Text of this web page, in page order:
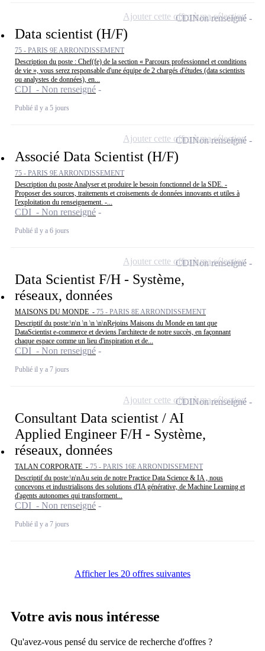
Data scientist (H/F)
75 - PARIS 9E ARRONDISSEMENT
Description du poste : Chef(fe) de la section « Parcours professionnel et conditions
de vie », vous serez responsable d'une équipe de 2 chargés d'études (data scientists
ou analystes de données), en...
CDI - Non renseigné
Publié il y a 5 jours
CDINon renseigné
Ajouter cette offre à ma sélection
Associé Data Scientist (H/F)
75 - PARIS 9E ARRONDISSEMENT
Description du poste Analyser et produire le besoin fonctionnel de la SDE. -
Proposer des sources, traitements et croisements de données innovants et utiles à
l'exploitation du renseignement. -...
CDI - Non renseigné
Publié il y a 6 jours
CDINon renseigné
Ajouter cette offre à ma sélection
Data Scientist F/H - Système,
réseaux, données
MAISONS DU MONDE - 75 - PARIS 8E ARRONDISSEMENT
Descriptif du poste:\n\n \n \n \n\nRejoins Maisons du Monde en tant que
DataScientist e-commerce et deviens l'architecte de notre succès, en façonnant
chaque espace comme un lieu d'inspiration et de...
CDI - Non renseigné
Publié il y a 7 jours
CDINon renseigné
Ajouter cette offre à ma sélection
Consultant Data scientist / AI
Applied Engineer F/H - Système,
réseaux, données
TALAN CORPORATE - 75 - PARIS 16E ARRONDISSEMENT
Descriptif du poste:\n\nAu sein de notre Practice Data Science & IA , nous
concevons et industrialisons des solutions d'IA générative, de Machine Learning et
d'agents autonomes qui transforment...
CDI - Non renseigné
Publié il y a 7 jours
CDINon renseigné
Ajouter cette offre à ma sélection
Afficher les 20 offres suivantes
Votre avis nous intéresse
Qu'avez-vous pensé du service de recherche d'offres ?